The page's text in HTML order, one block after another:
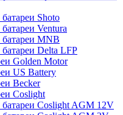
Shoto
Ventura
MNB
Delta LFP
Golden Motor
US Battery
Becker
Coslight
Coslight AGM 12V